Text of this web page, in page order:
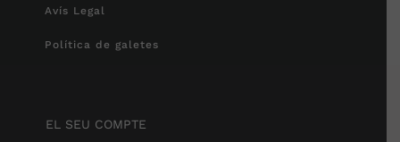
Avís Legal
Política de galetes
EL SEU COMPTE